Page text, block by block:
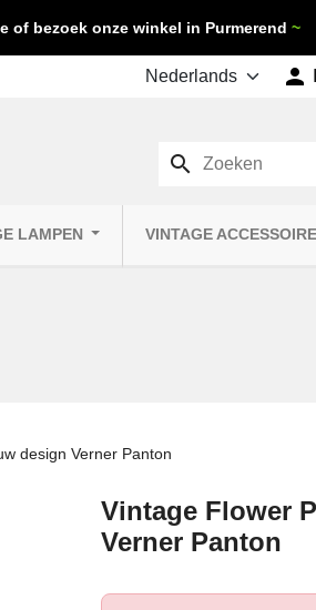
of bezoek onze winkel in Purmerend ~

LAMPEN VINTAGE
search
design Verner Panton
Vintage Flower
Verner Panton